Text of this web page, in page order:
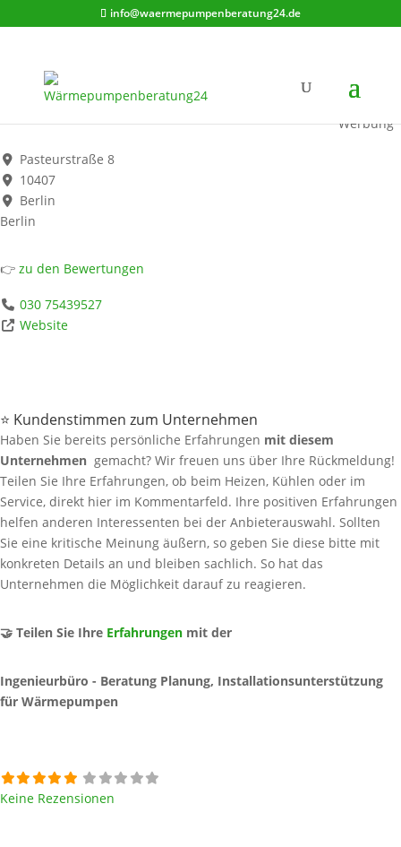
info@waermepumpenberatung24.de
Ingenieurbüro - Beratung Planung, Installationsunterstützung für
Wärmepumpen
Werbung*
Pasteurstraße 8
10407
Berlin
Berlin
👉 zu den Bewertungen
030 75439527
Website
⭐ Kundenstimmen zum Unternehmen
Haben Sie bereits persönliche Erfahrungen mit diesem
Unternehmen gemacht? Wir freuen uns über Ihre Rückmeldung!
Teilen Sie Ihre Erfahrungen, ob beim Heizen, Kühlen oder im
Service, direkt hier im Kommentarfeld. Ihre positiven Erfahrungen
helfen anderen Interessenten bei der Anbieterauswahl. Sollten
Sie eine kritische Meinung äußern, so geben Sie diese bitte mit
konkreten Details an und bleiben sachlich. So hat das
Unternehmen die Möglichkeit darauf zu reagieren.
🤝 Teilen Sie Ihre Erfahrungen mit der
Ingenieurbüro - Beratung Planung, Installationsunterstützung
für Wärmepumpen
Keine Rezensionen